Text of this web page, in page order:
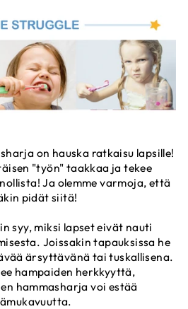
on hauska ratkaisu lapsille!
"työn" taakkaa ja tekee
Ja olemme varmoja, että
pidät siitä!
syy, miksi lapset eivät nauti
Joissakin tapauksissa he
ärsyttävänä tai tuskallisena.
hampaiden herkkyyttä,
hammasharja voi estää